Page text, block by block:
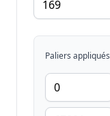
Paliers appliqués